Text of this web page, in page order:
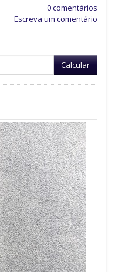
0 comentários
Escreva um comentário
Calcular